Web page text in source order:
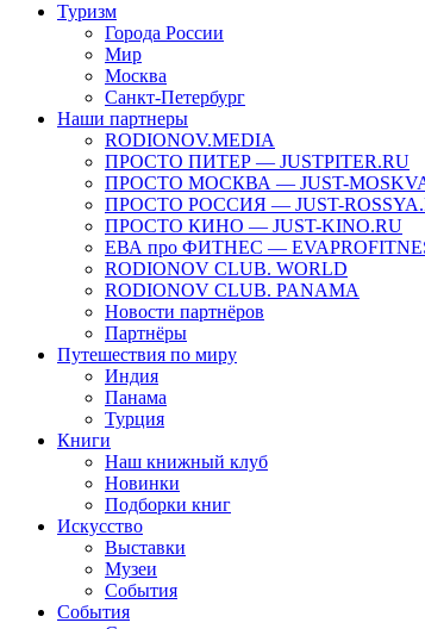
Туризм
Города России
Мир
Москва
Санкт-Петербург
Наши партнеры
RODIONOV.MEDIA
ПРОСТО ПИТЕР — JUSTPITER.RU
ПРОСТО МОСКВА — JUST-
ПРОСТО РОССИЯ — JUST-
ПРОСТО КИНО — JUST-KINO.RU
ЕВА про ФИТНЕС —
RODIONOV CLUB. WORLD
RODIONOV CLUB. PANAMA
Новости партнёров
Партнёры
Путешествия по миру
Индия
Панама
Турция
Книги
Наш книжный клуб
Новинки
Подборки книг
Искусство
Выставки
Музеи
События
События